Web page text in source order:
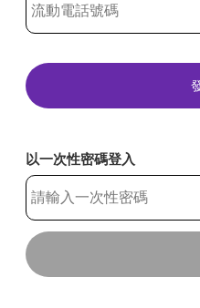
以一次性密碼登入